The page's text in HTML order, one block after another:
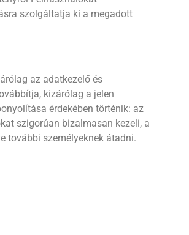
szolgáltatja ki a megadott
az adatkezelő és
kizárólag a jelen
érdekében történik: az
szigorúan bizalmasan kezeli, a
további személyeknek átadni.